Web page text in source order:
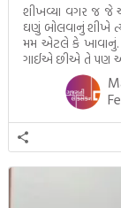
શીખવ્યા વગર જ જે
ઘણું બોલવાનું શીખે
મમ એટલે કે ખાવાનું.
ગાઈએ છીએ તે પણ
આમ બાળકને […]